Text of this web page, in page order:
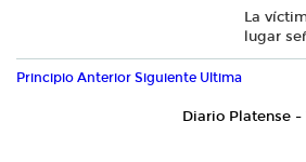
La
lugar
Principio Anterior Siguiente Ultima
Diario Platense